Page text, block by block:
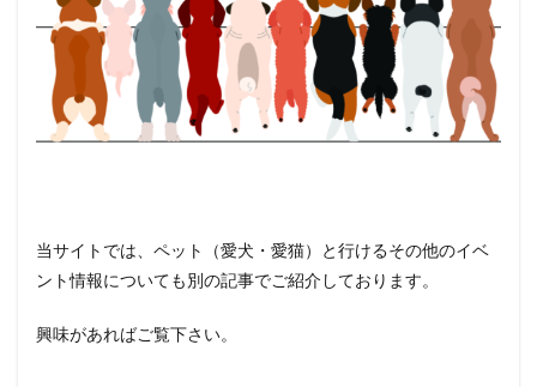
当サイトでは、ペット（愛犬・愛猫）と行けるその他のイベ
ント情報についても別の記事でご紹介しております。
興味があればご覧下さい。